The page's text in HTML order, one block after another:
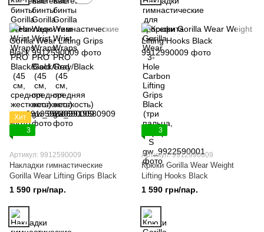
Хит
3
Артикул: 9912590009
Накладки гимнастические
Gorilla Wear Lifting Grips Black
1 590 грн/пар.
3
Артикул: 9912990009
Крюки Gorilla Wear Weight
Lifting Hooks Black
1 590 грн/пар.